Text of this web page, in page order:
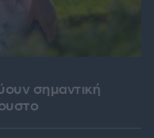
σημαντική